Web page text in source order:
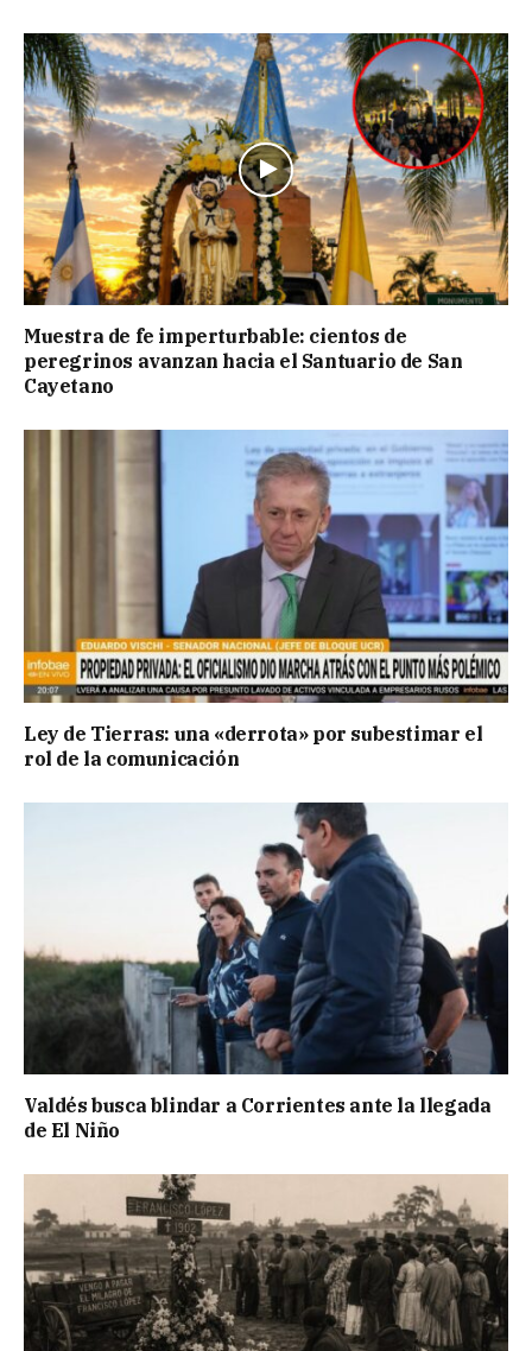
Muestra de fe imperturbable: cientos de
peregrinos avanzan hacia el Santuario de San
Cayetano
Ley de Tierras: una «derrota» por subestimar el
rol de la comunicación
Valdés busca blindar a Corrientes ante la llegada
de El Niño